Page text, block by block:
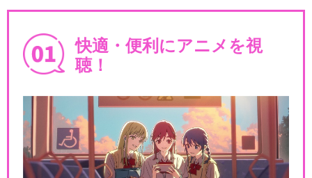
快適・便利にアニメを視
聴！